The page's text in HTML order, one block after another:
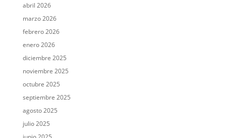
abril 2026
marzo 2026
febrero 2026
enero 2026
diciembre 2025
noviembre 2025
octubre 2025
septiembre 2025
agosto 2025
julio 2025